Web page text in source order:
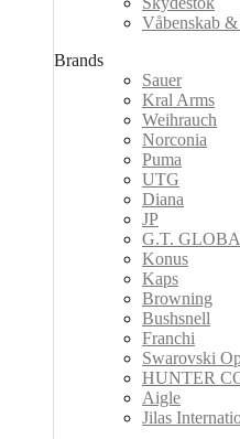
Våbenskab
Brands
Sauer
Kral Arms
Weihrauch
Norconia
Puma
UTG
Diana
JP
G.T.
Konus
Kaps
Browning
Bushsnell
Franchi
Swarovski
HUNTER
Aigle
Jilas